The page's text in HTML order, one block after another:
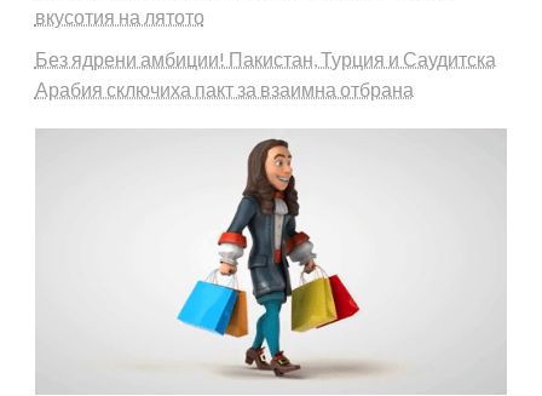
вкусотия на лятото
Без ядрени амбиции! Пакистан, Турция и Саудитска
Арабия сключиха пакт за взаимна отбрана